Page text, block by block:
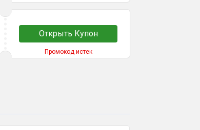
Открыть Купон
Промокод истек